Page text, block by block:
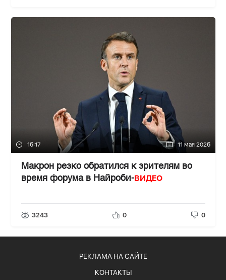
16:17 11 мая 2026
Макрон резко обратился к зрителям во
время форума в Найроби-ВИДЕО
3243 0 0
РЕКЛАМА НА САЙТЕ
КОНТАКТЫ